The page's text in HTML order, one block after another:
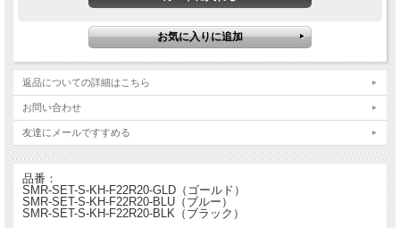
返品についての詳細はこちら
お問い合わせ
友達にメールですすめる
品番：
SMR-SET-S-KH-F22R20-GLD（ゴールド）
SMR-SET-S-KH-F22R20-BLU（ブルー）
SMR-SET-S-KH-F22R20-BLK（ブラック）